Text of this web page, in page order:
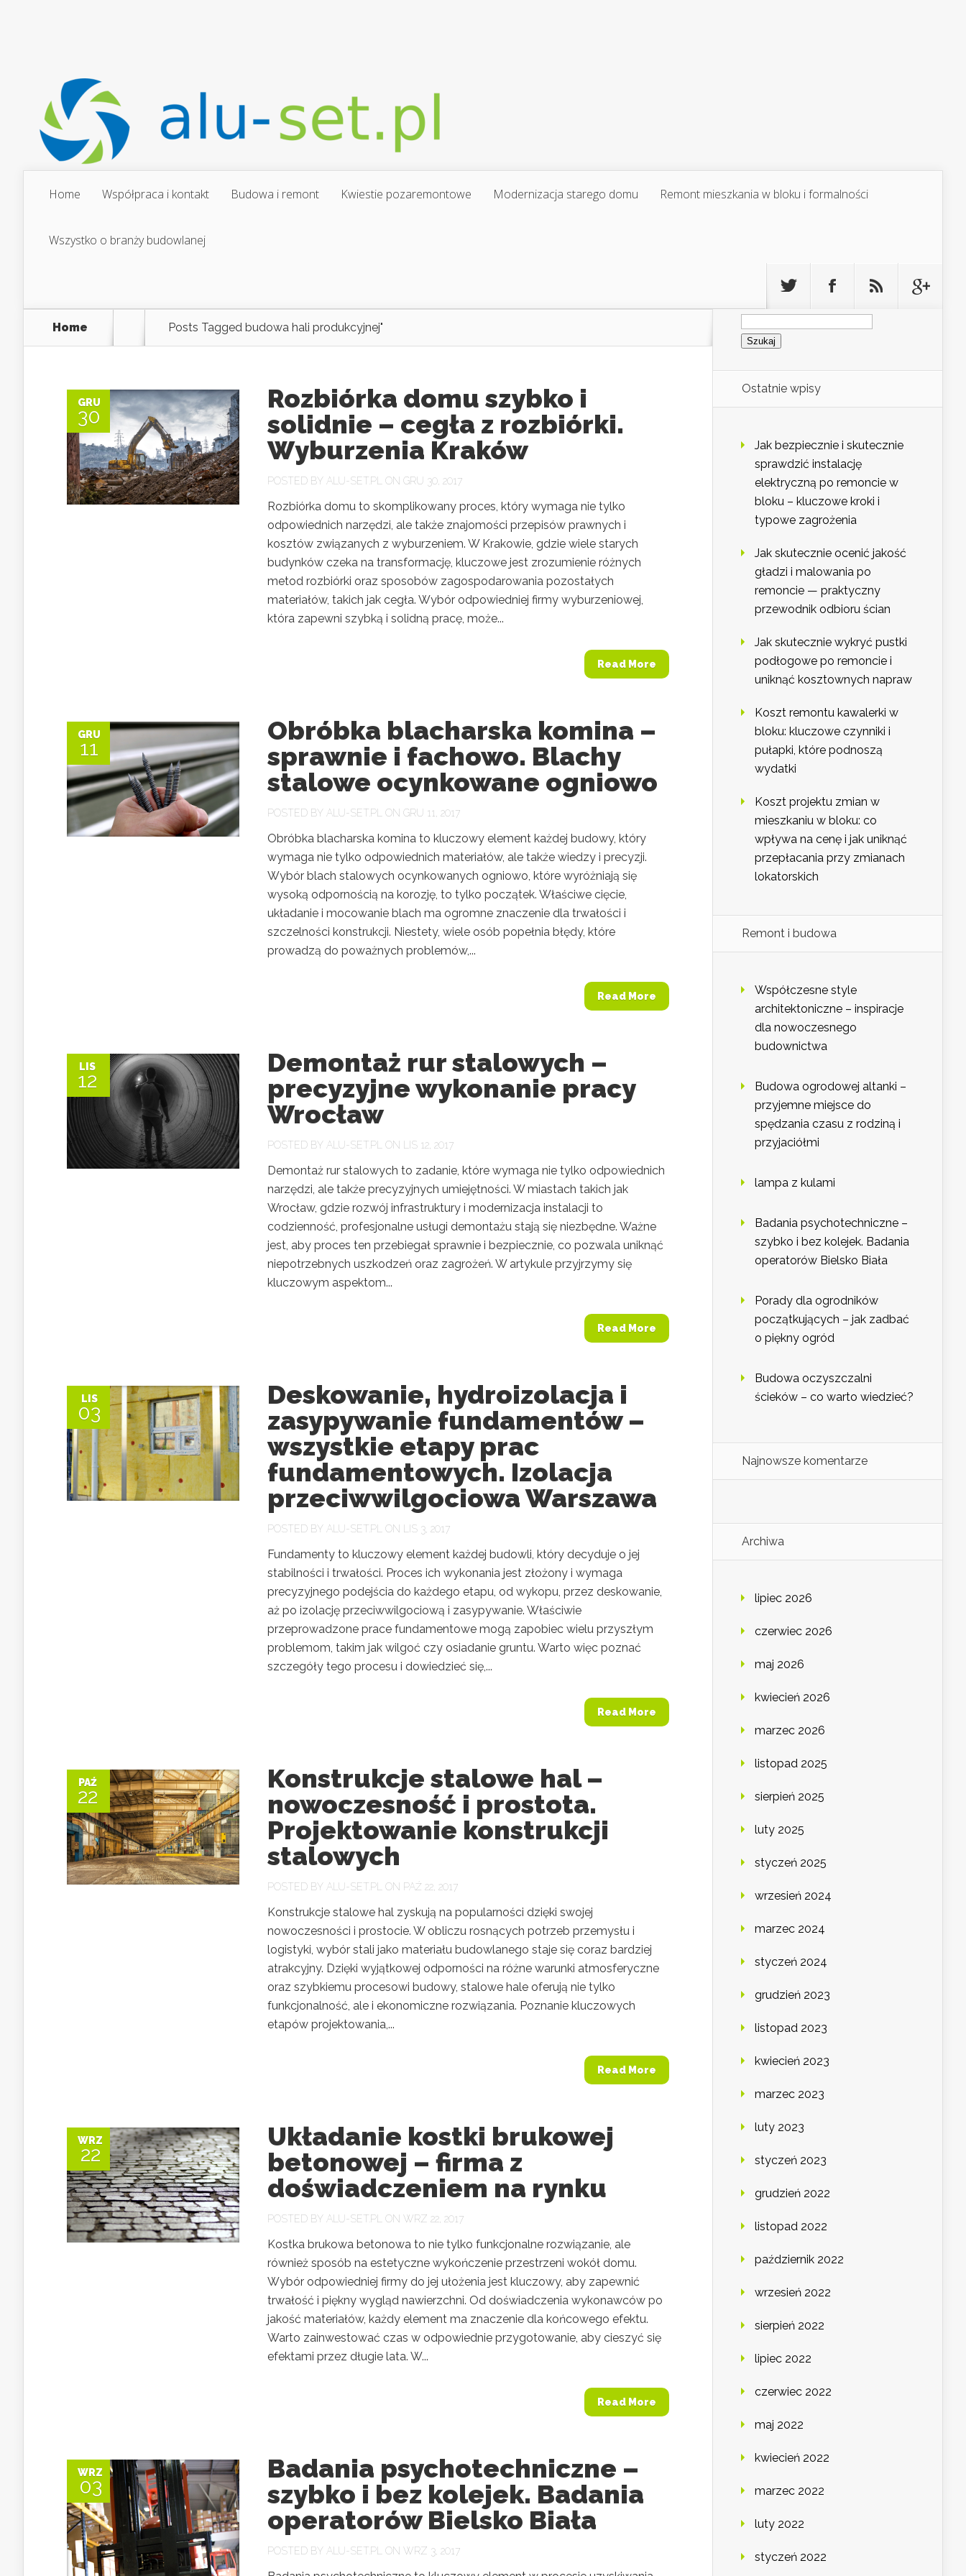
Home Współpraca i kontakt Budowa i remont Kwiestie pozaremontowe Modernizacja starego domu Remont mieszkania w bloku i formalności
Wszystko o branży budowlanej
Home Posts Tagged budowa hali produkcyjnej"
GRU
30
Rozbiórka domu szybko i
solidnie – cegła z rozbiórki.
Wyburzenia Kraków
POSTED BY ALU-SET.PL ON GRU 30, 2017
Rozbiórka domu to skomplikowany proces, który wymaga nie tylko
odpowiednich narzędzi, ale także znajomości przepisów prawnych i
kosztów związanych z wyburzeniem. W Krakowie, gdzie wiele starych
budynków czeka na transformację, kluczowe jest zrozumienie różnych
metod rozbiórki oraz sposobów zagospodarowania pozostałych
materiałów, takich jak cegła. Wybór odpowiedniej firmy wyburzeniowej,
która zapewni szybką i solidną pracę, może...
Read More
GRU
11
Obróbka blacharska komina –
sprawnie i fachowo. Blachy
stalowe ocynkowane ogniowo
POSTED BY ALU-SET.PL ON GRU 11, 2017
Obróbka blacharska komina to kluczowy element każdej budowy, który
wymaga nie tylko odpowiednich materiałów, ale także wiedzy i precyzji.
Wybór blach stalowych ocynkowanych ogniowo, które wyróżniają się
wysoką odpornością na korozję, to tylko początek. Właściwe cięcie,
układanie i mocowanie blach ma ogromne znaczenie dla trwałości i
szczelności konstrukcji. Niestety, wiele osób popełnia błędy, które
prowadzą do poważnych problemów,...
Read More
LIS
12
Demontaż rur stalowych –
precyzyjne wykonanie pracy
Wrocław
POSTED BY ALU-SET.PL ON LIS 12, 2017
Demontaż rur stalowych to zadanie, które wymaga nie tylko odpowiednich
narzędzi, ale także precyzyjnych umiejętności. W miastach takich jak
Wrocław, gdzie rozwój infrastruktury i modernizacja instalacji to
codzienność, profesjonalne usługi demontażu stają się niezbędne. Ważne
jest, aby proces ten przebiegał sprawnie i bezpiecznie, co pozwala uniknąć
niepotrzebnych uszkodzeń oraz zagrożeń. W artykule przyjrzymy się
kluczowym aspektom...
Read More
LIS
03
Deskowanie, hydroizolacja i
zasypywanie fundamentów –
wszystkie etapy prac
fundamentowych. Izolacja
przeciwwilgociowa Warszawa
POSTED BY ALU-SET.PL ON LIS 3, 2017
Fundamenty to kluczowy element każdej budowli, który decyduje o jej
stabilności i trwałości. Proces ich wykonania jest złożony i wymaga
precyzyjnego podejścia do każdego etapu, od wykopu, przez deskowanie,
aż po izolację przeciwwilgociową i zasypywanie. Właściwie
przeprowadzone prace fundamentowe mogą zapobiec wielu przyszłym
problemom, takim jak wilgoć czy osiadanie gruntu. Warto więc poznać
szczegóły tego procesu i dowiedzieć się,...
Read More
PAŹ
22
Konstrukcje stalowe hal –
nowoczesność i prostota.
Projektowanie konstrukcji
stalowych
POSTED BY ALU-SET.PL ON PAŹ 22, 2017
Konstrukcje stalowe hal zyskują na popularności dzięki swojej
nowoczesności i prostocie. W obliczu rosnących potrzeb przemysłu i
logistyki, wybór stali jako materiału budowlanego staje się coraz bardziej
atrakcyjny. Dzięki wyjątkowej odporności na różne warunki atmosferyczne
oraz szybkiemu procesowi budowy, stalowe hale oferują nie tylko
funkcjonalność, ale i ekonomiczne rozwiązania. Poznanie kluczowych
etapów projektowania,...
Read More
WRZ
22
Układanie kostki brukowej
betonowej – firma z
doświadczeniem na rynku
POSTED BY ALU-SET.PL ON WRZ 22, 2017
Kostka brukowa betonowa to nie tylko funkcjonalne rozwiązanie, ale
również sposób na estetyczne wykończenie przestrzeni wokół domu.
Wybór odpowiedniej firmy do jej ułożenia jest kluczowy, aby zapewnić
trwałość i piękny wygląd nawierzchni. Od doświadczenia wykonawców po
jakość materiałów, każdy element ma znaczenie dla końcowego efektu.
Warto zainwestować czas w odpowiednie przygotowanie, aby cieszyć się
efektami przez długie lata. W...
Read More
WRZ
03
Badania psychotechniczne –
szybko i bez kolejek. Badania
operatorów Bielsko Biała
POSTED BY ALU-SET.PL ON WRZ 3, 2017
Szukaj:
Ostatnie wpisy
Jak bezpiecznie i skutecznie
sprawdzić instalację
elektryczną po remoncie w
bloku – kluczowe kroki i
typowe zagrożenia
Jak skutecznie ocenić jakość
gładzi i malowania po
remoncie — praktyczny
przewodnik odbioru ścian
Jak skutecznie wykryć pustki
podłogowe po remoncie i
uniknąć kosztownych napraw
Koszt remontu kawalerki w
bloku: kluczowe czynniki i
pułapki, które podnoszą
wydatki
Koszt projektu zmian w
mieszkaniu w bloku: co
wpływa na cenę i jak uniknąć
przepłacania przy zmianach
lokatorskich
Remont i budowa
Współczesne style
architektoniczne – inspiracje
dla nowoczesnego
budownictwa
Budowa ogrodowej altanki –
przyjemne miejsce do
spędzania czasu z rodziną i
przyjaciółmi
lampa z kulami
Badania psychotechniczne –
szybko i bez kolejek. Badania
operatorów Bielsko Biała
Porady dla ogrodników
początkujących – jak zadbać
o piękny ogród
Budowa oczyszczalni
ścieków – co warto wiedzieć?
Najnowsze komentarze
Archiwa
lipiec 2026
czerwiec 2026
maj 2026
kwiecień 2026
marzec 2026
listopad 2025
sierpień 2025
luty 2025
styczeń 2025
wrzesień 2024
marzec 2024
styczeń 2024
grudzień 2023
listopad 2023
kwiecień 2023
marzec 2023
luty 2023
styczeń 2023
grudzień 2022
listopad 2022
październik 2022
wrzesień 2022
sierpień 2022
lipiec 2022
czerwiec 2022
maj 2022
kwiecień 2022
marzec 2022
luty 2022
styczeń 2022